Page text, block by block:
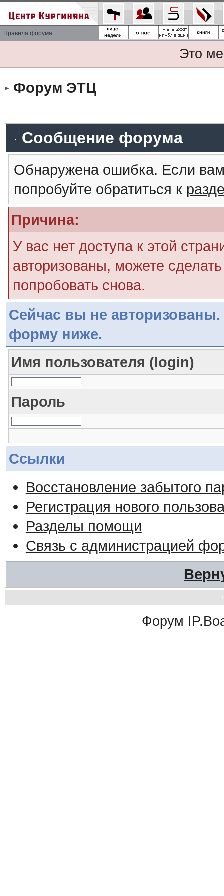
Правила форума
Это
Форум ЭТЦ
Сообщение форума
Обнаружена ошибка. Если
попробуйте обратиться к
Причина:
У вас нет доступа к этой
авторизованы, можете
попробовать снова.
Сейчас вы не авторизованы.
форму ниже.
Имя пользователя (login)
Пароль
Ссылки
Восстановление забытого
Регистрация нового
Разделы помощи
Связь с администрацией
Форум